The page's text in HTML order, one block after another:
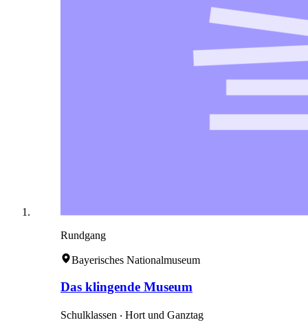
Rundgang
Bayerisches Nationalmuseum
Das klingende Museum
Schulklassen ‧ Hort und Ganztag